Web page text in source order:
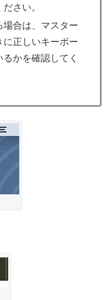
さい。
合は、マスター
正しいキーボー
かを確認してく